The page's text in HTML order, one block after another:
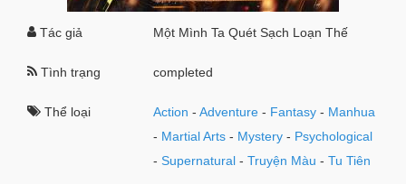
Tác giả Một Mình Ta Quét Sạch Loạn Thế
Tình trạng completed
Thể loại Action -Adventure - Fantasy - Manhua
- Martial Arts - Mystery - Psychological
-Supernatural -Truyện Màu -Tu Tiên